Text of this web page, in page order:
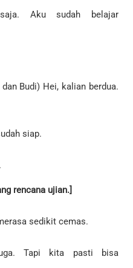
Aku sudah belajar
Budi) Hei, kalian berdua.
siap.
rencana ujian.]
sedikit cemas.
Tapi kita pasti bisa